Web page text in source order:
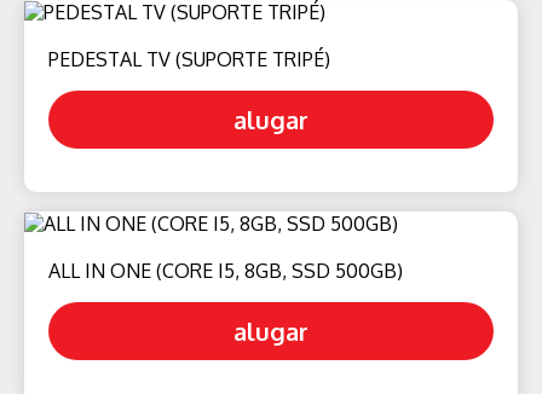
PEDESTAL TV (SUPORTE TRIPÉ)
alugar
ALL IN ONE (CORE I5, 8GB, SSD 500GB)
alugar